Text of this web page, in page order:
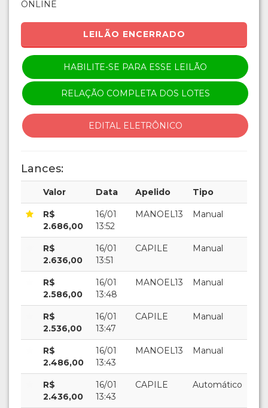
ONLINE
LEILÃO ENCERRADO
HABILITE-SE PARA ESSE LEILÃO
RELAÇÃO COMPLETA DOS LOTES
EDITAL ELETRÔNICO
Lances:
Valor Data Apelido Tipo
R$
2.686,00
16/01
13:52
MANOEL13 Manual
R$
2.636,00
16/01
13:51
CAPILE Manual
R$
2.586,00
16/01
13:48
MANOEL13 Manual
R$
2.536,00
16/01
13:47
CAPILE Manual
R$
2.486,00
16/01
13:43
MANOEL13 Manual
R$
2.436,00
16/01
13:43
CAPILE Automático